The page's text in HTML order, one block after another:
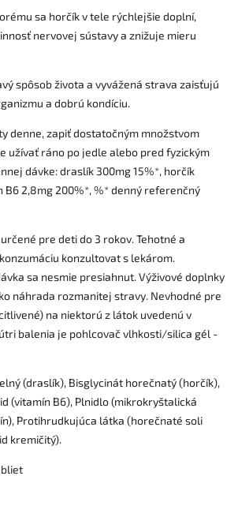
sa horčík v tele rýchlejšie doplní,
nervovej sústavy a znižuje mieru
spôsob života a vyvážená strava zaisťujú
a dobrú kondíciu.
denne, zapiť dostatočným množstvom
užívať ráno po jedle alebo pred fyzickým
dávke: draslík 300mg 15%*, horčík
B6 2,8mg 200%*, %* denný referenčný
pre deti do 3 rokov. Tehotné a
konzultovat s lekárom.
sa nesmie presiahnut. Výživové doplnky
náhrada rozmanitej stravy. Nevhodné pre
na niektorú z látok uvedenú v
balenia je pohlcovač vlhkosti/silica gél -
(draslík), Bisglycinát horečnatý (horčík),
(vitamín B6), Plnidlo (mikrokryštalická
Protihrudkujúca látka (horečnaté soli
kremičitý).